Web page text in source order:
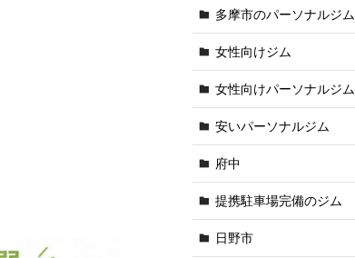
多摩市のパーソナルジム
女性向けジム
女性向けパーソナルジム
安いパーソナルジム
府中
提携駐車場完備のジム
日野市